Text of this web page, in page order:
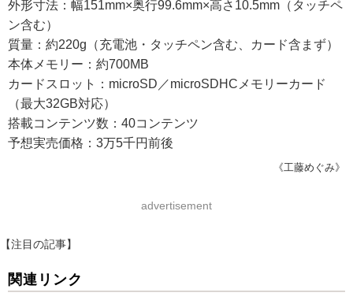
外形寸法：幅151mm×奥行99.6mm×高さ10.5mm（タッチペ
ン含む）
質量：約220g（充電池・タッチペン含む、カード含まず）
本体メモリー：約700MB
カードスロット：microSD／microSDHCメモリーカード
（最大32GB対応）
搭載コンテンツ数：40コンテンツ
予想実売価格：3万5千円前後
《工藤めぐみ》
advertisement
【注目の記事】
関連リンク